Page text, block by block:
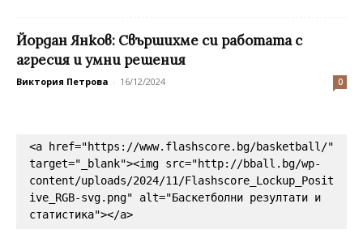
Йордан Янков: Свършихме си работата с
агресия и умни решения
Виктория Петрова - 16/12/2024 0
<a href="https://www.flashscore.bg/basketball/"
target="_blank"><img src="http://bball.bg/wp-
content/uploads/2024/11/Flashscore_Lockup_Posit
ive_RGB-svg.png" alt="Баскетболни резултати и
статистика"></a>